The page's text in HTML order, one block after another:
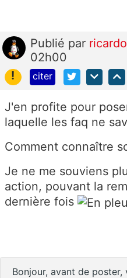
Publié par
02h00
!
citer
J'en profite pour
laquelle les faq ne
Comment connaître
Je ne me souviens
action, pouvant la
dernière fois
Bonjour, avant de poster,